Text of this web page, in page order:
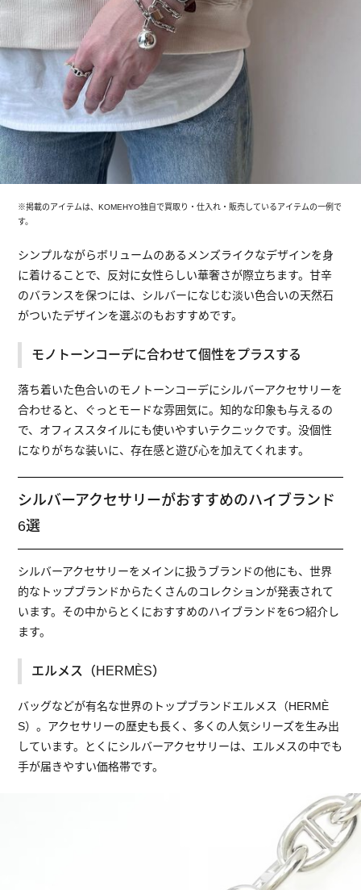
※掲載のアイテムは、KOMEHYO独自で買取り・仕入れ・販売しているアイテムの一例で
す。
シンプルながらボリュームのあるメンズライクなデザインを身
に着けることで、反対に女性らしい華奢さが際立ちます。甘辛
のバランスを保つには、シルバーになじむ淡い色合いの天然石
がついたデザインを選ぶのもおすすめです。
モノトーンコーデに合わせて個性をプラスする
落ち着いた色合いのモノトーンコーデにシルバーアクセサリーを
合わせると、ぐっとモードな雰囲気に。知的な印象も与えるの
で、オフィススタイルにも使いやすいテクニックです。没個性
になりがちな装いに、存在感と遊び心を加えてくれます。
シルバーアクセサリーがおすすめのハイブランド
6選
シルバーアクセサリーをメインに扱うブランドの他にも、世界
的なトップブランドからたくさんのコレクションが発表されて
います。その中からとくにおすすめのハイブランドを6つ紹介し
ます。
エルメス（HERMÈS）
バッグなどが有名な世界のトップブランドエルメス（HERMÈ
S）。アクセサリーの歴史も長く、多くの人気シリーズを生み出
しています。とくにシルバーアクセサリーは、エルメスの中でも
手が届きやすい価格帯です。